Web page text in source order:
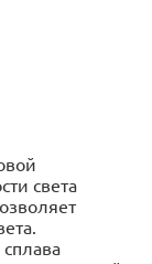
света